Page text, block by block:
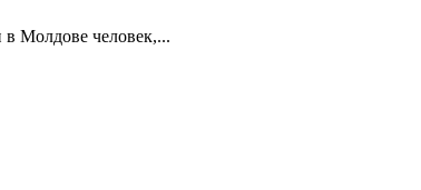
в Молдове человек,...